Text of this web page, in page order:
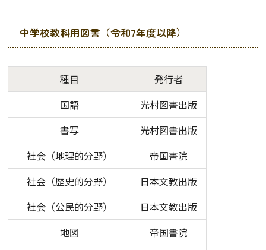
中学校教科用図書（令和7年度以降）
種目
発行者
国語
光村図書出版
書写
光村図書出版
社会（地理的分野）
帝国書院
社会（歴史的分野）
日本文教出版
社会（公民的分野）
日本文教出版
地図
帝国書院